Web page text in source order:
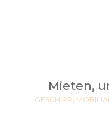
Mieten,
GESCHIRR,